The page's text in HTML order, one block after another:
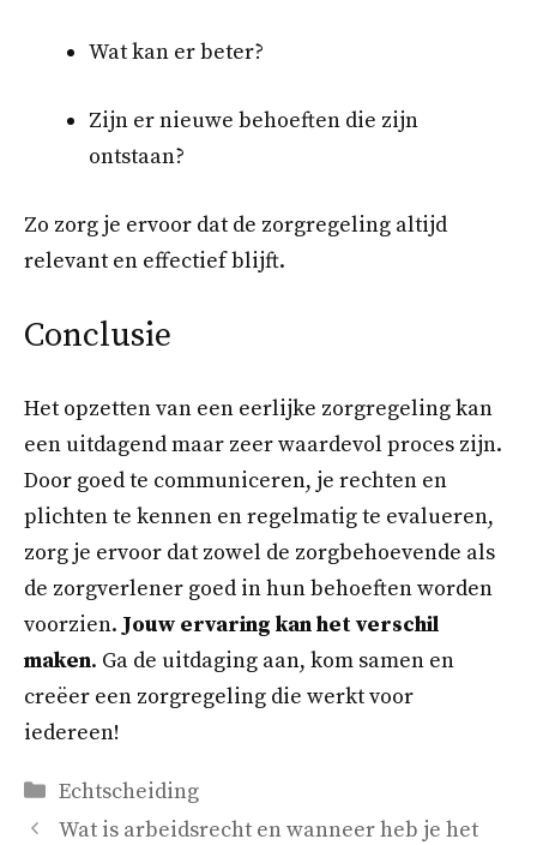
Wat kan er beter?
Zijn er nieuwe behoeften die zijn
ontstaan?
Zo zorg je ervoor dat de zorgregeling altijd
relevant en effectief blijft.
Conclusie
Het opzetten van een eerlijke zorgregeling kan
een uitdagend maar zeer waardevol proces zijn.
Door goed te communiceren, je rechten en
plichten te kennen en regelmatig te evalueren,
zorg je ervoor dat zowel de zorgbehoevende als
de zorgverlener goed in hun behoeften worden
voorzien. Jouw ervaring kan het verschil
maken. Ga de uitdaging aan, kom samen en
creëer een zorgregeling die werkt voor
iedereen!
Categorieën
Echtscheiding
Wat is arbeidsrecht en wanneer heb je het